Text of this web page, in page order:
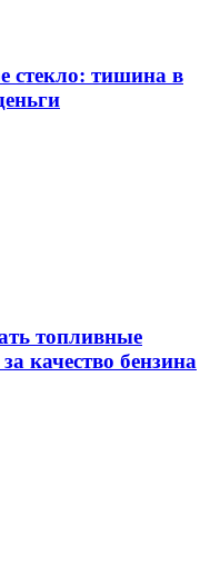
стекло: тишина в
топливные
качество бензина